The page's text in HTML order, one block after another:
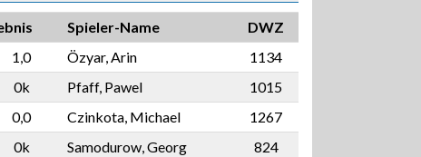
Spieler-Name
DWZ
1,0 Özyar, Arin
1134
0k Pfaff, Pawel
1015
0,0 Czinkota, Michael
1267
0k Samodurow, Georg
824